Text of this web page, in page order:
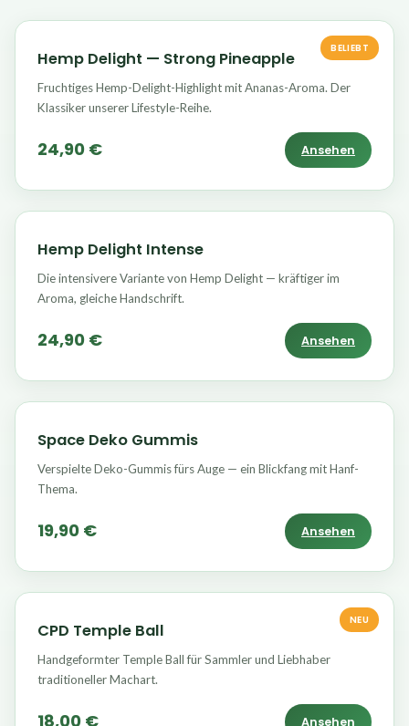
BELIEBT
Hemp Delight — Strong Pineapple
Fruchtiges Hemp-Delight-Highlight mit Ananas-Aroma. Der
Klassiker unserer Lifestyle-Reihe.
24,90 € Ansehen
Hemp Delight Intense
Die intensivere Variante von Hemp Delight — kräftiger im
Aroma, gleiche Handschrift.
24,90 € Ansehen
Space Deko Gummis
Verspielte Deko-Gummis fürs Auge — ein Blickfang mit Hanf-
Thema.
19,90 € Ansehen
NEU
CPD Temple Ball
Handgeformter Temple Ball für Sammler und Liebhaber
traditioneller Machart.
18,00 € Ansehen